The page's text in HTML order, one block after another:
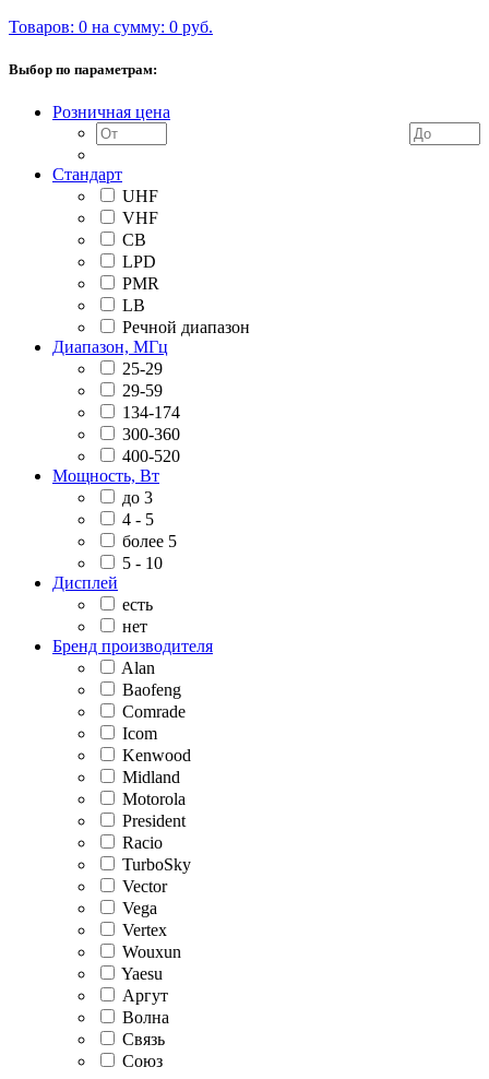
Товаров: 0 на сумму: 0 руб.
Выбор по параметрам:
Розничная цена
Стандарт
UHF
VHF
CB
LPD
PMR
LB
Речной диапазон
Диапазон, МГц
25-29
29-59
134-174
300-360
400-520
Мощность, Вт
до 3
4 - 5
более 5
5 - 10
Дисплей
есть
нет
Бренд производителя
Alan
Baofeng
Comrade
Icom
Kenwood
Midland
Motorola
President
Racio
TurboSky
Vector
Vega
Vertex
Wouxun
Yaesu
Аргут
Волна
Связь
Союз